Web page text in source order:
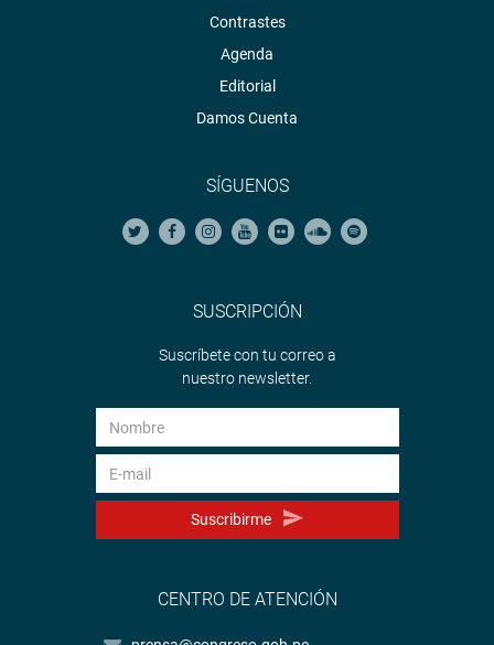
Contrastes
Agenda
Editorial
Damos Cuenta
SÍGUENOS
SUSCRIPCIÓN
Suscríbete con tu correo a
nuestro newsletter.
Suscribirme
CENTRO DE ATENCIÓN